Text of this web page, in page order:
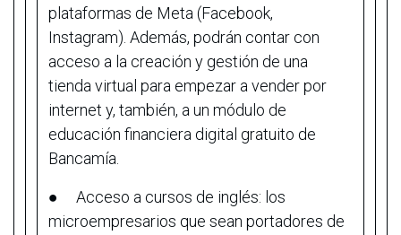
plataformas de Meta (Facebook,
Instagram). Además, podrán contar con
acceso a la creación y gestión de una
tienda virtual para empezar a vender por
internet y, también, a un módulo de
educación financiera digital gratuito de
Bancamía.
● Acceso a cursos de inglés: los
microempresarios que sean portadores de